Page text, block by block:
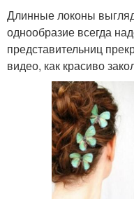
Длинные локоны
однообразие всегда
представительниц
видео, как красиво